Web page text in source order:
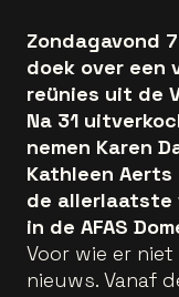
Zondagavond
doek over een
reünies uit de
Na 31
nemen Karen
Kathleen
de allerlaatste
in de AFAS
Voor wie er
nieuws. Vanaf